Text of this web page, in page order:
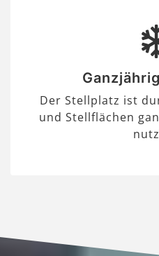
Der Stellplatz ist
und Stellflächen